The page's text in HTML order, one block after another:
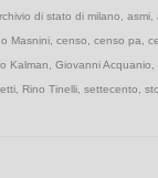
di stato di milano asmi
Masnini censo censo pa
Kalman Giovanni Acquanio
Rino Tinelli settecento